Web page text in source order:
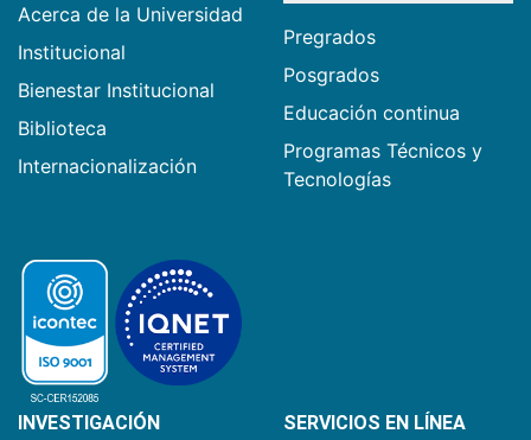
Acerca de la Universidad
Institucional
Bienestar Institucional
Biblioteca
Internacionalización
Pregrados
Posgrados
Educación continua
Programas Técnicos y
Tecnologías
INVESTIGACIÓN SERVICIOS EN LÍNEA